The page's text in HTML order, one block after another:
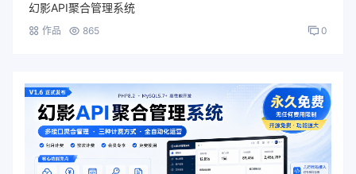
幻影API聚合管理系统
作品 865 0